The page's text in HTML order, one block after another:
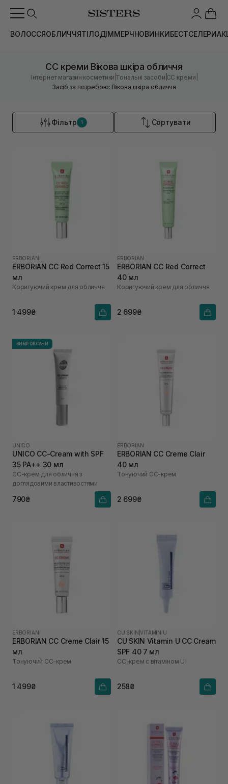
ВОЛОССЯОБЛИЧЧЯТІЛОДІММЕРЧНОВИНКИБЕСТСЕЛЕРИ
CC креми Вікова шкіра обличчя
Інтернет магазин косметики |Тональні засоби |CC креми
Засіб за потребою: Вікова шкіра обличчя
Фільтр 1 Сортувати
ERBORIAN
ERBORIAN CC Red Correct 15
мл
Коригуючий крем для обличчя
1 499₴
ERBORIAN
ERBORIAN CC Red Correct
40 мл
Коригуючий крем для обличчя
2 699₴
ВИБІР ОКСАНИ
UNICO
UNICO CC-Cream with SPF
35 PA++ 30 мл
СС-крем для обличчя з
доглядовими властивостями
790₴
ERBORIAN
ERBORIAN CC Creme Clair
40 мл
Тонуючий СС-крем
2 699₴
ERBORIAN
ERBORIAN CC Creme Clair 15
мл
Тонуючий СС-крем
1 499₴
CU SKIN |VITAMIN U
CU SKIN Vitamin U CC Cream
SPF 40 7 мл
СС-крем с вітаміном U
258₴